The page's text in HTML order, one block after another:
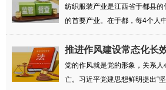
速度
纺织服装产业是江西省于都县
的首要产业。在于都，每4个人
推进作风建设常态化长
党的作风就是党的形象，关系
亡。习近平党建思想鲜明提出“